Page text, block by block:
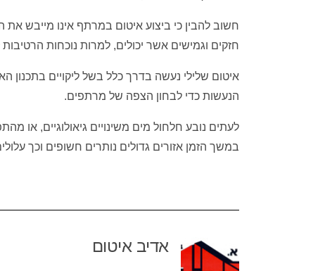
חשוב להבין כי ביצוע איטום במרתף אינו מייבש
חזקים וגמישים אשר יכולים, למרות נוכחות
איטום שלילי נעשה בדרך כלל בשל ליקויים בתכנון
הנעשות כדי לבחון הצפה של מרתפים.
לעתים נובע חלחול מים משינויים גיאולוגיים, או
במשך הזמן אזורים גדולים נותרים חשופים וכך
אדיב איטום